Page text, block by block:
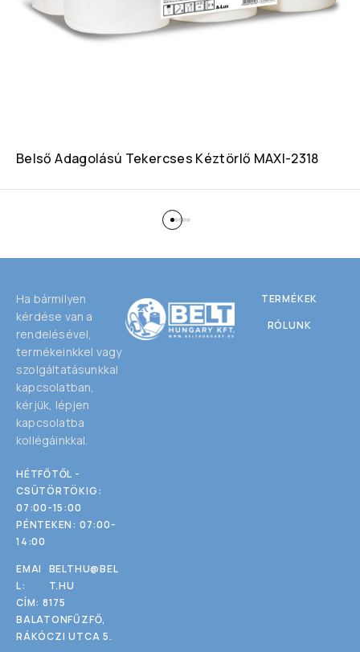
Belső Adagolású Tekercses Kéztörlő MAXI-2318
Ha bármilyen
kérdése van a
rendelésével,
termékeinkkel vagy
szolgáltatásunkkal
kapcsolatban,
kérjük, lépjen
kapcsolatba
kollégáinkkal.
HÉTFŐTŐL -
CSÜTÖRTÖKIG:
07:00-15:00
PÉNTEKEN: 07:00-
14:00
EMAI
L:
BELTHU@BEL
T.HU
CÍM: 8175
BALATONFŰZFŐ,
RÁKÓCZI UTCA 5.
TERMÉKEK
RÓLUNK